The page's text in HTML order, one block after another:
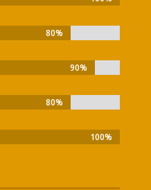
80%
80%
90%
90%
80%
80%
100%
100%